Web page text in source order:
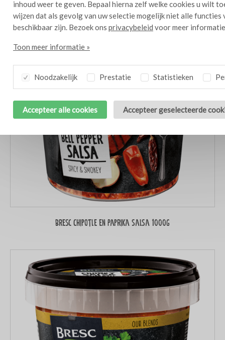
inhoud weer te geven. Bepaal hierna zelf welke cookies u wilt
wijzen dat als gevolg van uw selectie mogelijk niet alle functies
beschikbaar zijn. Bezoek ons privacybeleid voor meer
Toon meer informatie »
Noodzakelijk Prestatie Statistieken
Accepteer alle cookies Accepteer geselecteerde
Bresc Chipotle en Paprika salsa 1000g